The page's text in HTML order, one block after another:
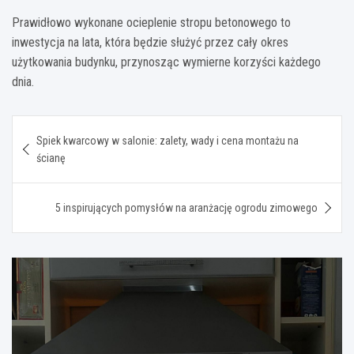
Prawidłowo wykonane ocieplenie stropu betonowego to
inwestycja na lata, która będzie służyć przez cały okres
użytkowania budynku, przynosząc wymierne korzyści każdego
dnia.
wpisu
Spiek kwarcowy w salonie: zalety, wady i cena montażu na
ścianę
5 inspirujących pomysłów na aranżację ogrodu zimowego